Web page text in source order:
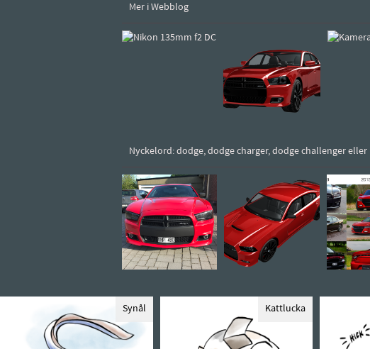
Mer i Webblog
Nyckelord: dodge, dodge charger, dodge challenger eller
Synål Kattlucka